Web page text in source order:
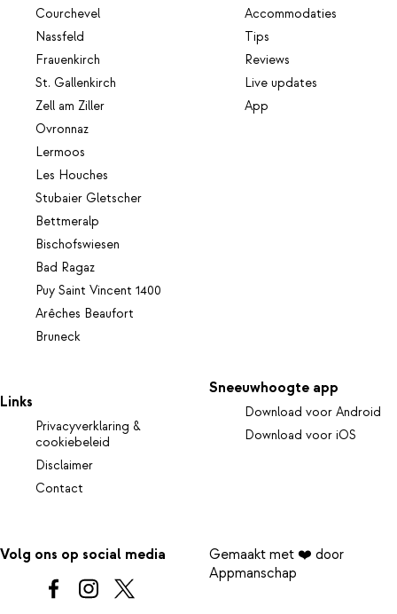
Courchevel
Nassfeld
Frauenkirch
St. Gallenkirch
Zell am Ziller
Ovronnaz
Lermoos
Les Houches
Stubaier Gletscher
Bettmeralp
Bischofswiesen
Bad Ragaz
Puy Saint Vincent 1400
Arêches Beaufort
Bruneck
Accommodaties
Tips
Reviews
Live updates
App
Links
Privacyverklaring &
cookiebeleid
Disclaimer
Contact
Sneeuwhoogte app
Download voor Android
Download voor iOS
Volg ons op social media
Gemaakt met ❤️ door
Appmanschap